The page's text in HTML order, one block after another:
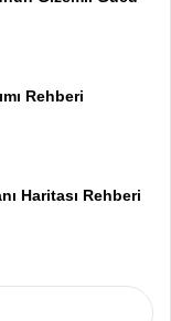
Rehberi
Haritası Rehberi